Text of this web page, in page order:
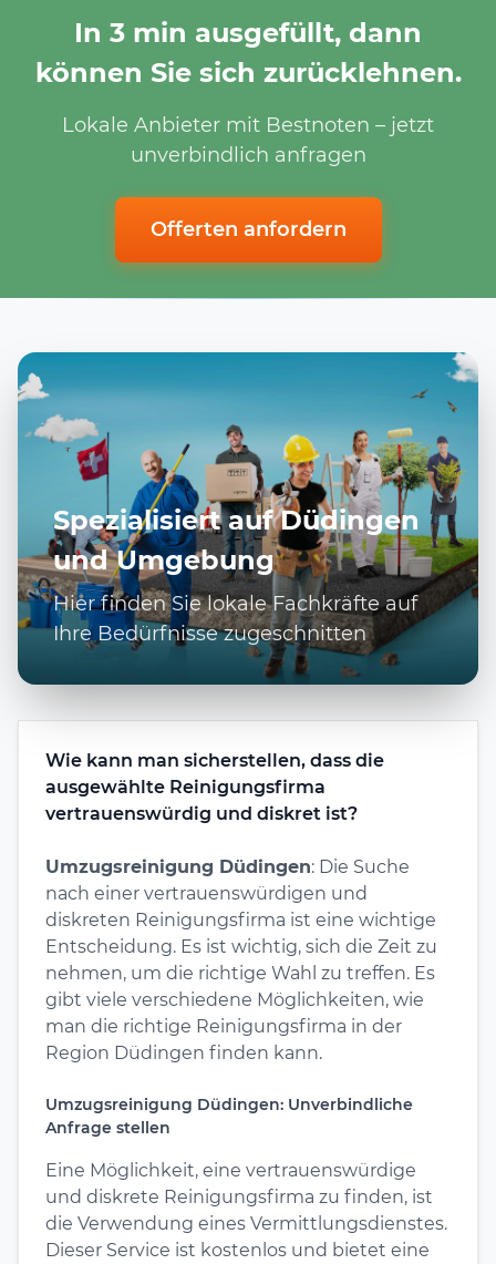
In 3 min ausgefüllt, dann
können Sie sich zurücklehnen.
Lokale Anbieter mit Bestnoten – jetzt
unverbindlich anfragen
Offerten anfordern
Spezialisiert auf Düdingen
und Umgebung
Hier finden Sie lokale Fachkräfte auf
Ihre Bedürfnisse zugeschnitten
Wie kann man sicherstellen, dass die
ausgewählte Reinigungsfirma
vertrauenswürdig und diskret ist?
Umzugsreinigung Düdingen: Die Suche
nach einer vertrauenswürdigen und
diskreten Reinigungsfirma ist eine wichtige
Entscheidung. Es ist wichtig, sich die Zeit zu
nehmen, um die richtige Wahl zu treffen. Es
gibt viele verschiedene Möglichkeiten, wie
man die richtige Reinigungsfirma in der
Region Düdingen finden kann.
Umzugsreinigung Düdingen: Unverbindliche
Anfrage stellen
Eine Möglichkeit, eine vertrauenswürdige
und diskrete Reinigungsfirma zu finden, ist
die Verwendung eines Vermittlungsdienstes.
Dieser Service ist kostenlos und bietet eine